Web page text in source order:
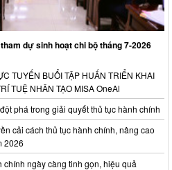
dự sinh hoạt chi bộ tháng 7-2026
TUYẾN BUỔI TẬP HUẤN TRIỂN KHAI
TUỆ NHÂN TẠO MISA OneAl
phá trong giải quyết thủ tục hành chính
cải cách thủ tục hành chính, nâng cao
2026
ngày càng tinh gọn, hiệu quả